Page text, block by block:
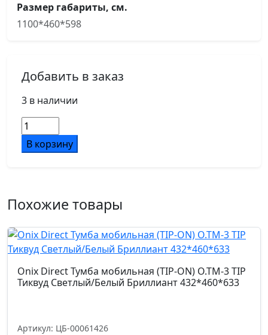
Размер габариты, см.
1100*460*598
Добавить в заказ
3 в наличии
Количество
товара
Onix
с
ящиками
TIP-
ON
O.TS-
11
Светлый/
В корзину
Похожие товары
Onix Direct Тумба мобильная (TIP-ON) O.TM-3 TIP
Тиквуд Светлый/Белый Бриллиант 432*460*633
Артикул: ЦБ-00061426